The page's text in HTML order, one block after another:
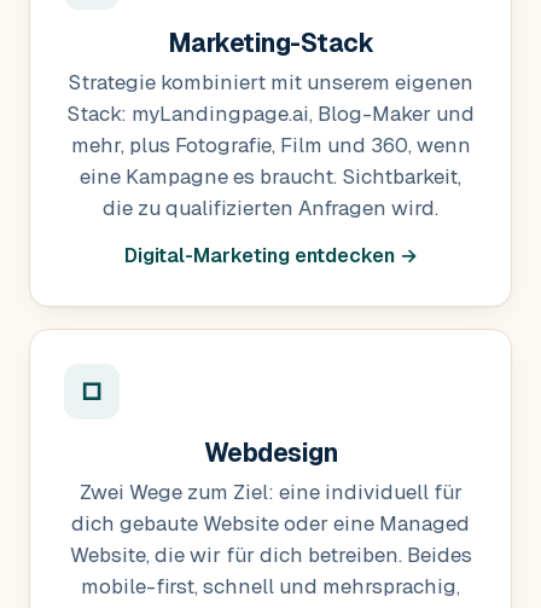
Marketing-Stack
Strategie kombiniert mit unserem eigenen
Stack: myLandingpage.ai, Blog-Maker und
mehr, plus Fotografie, Film und 360, wenn
eine Kampagne es braucht. Sichtbarkeit,
die zu qualifizierten Anfragen wird.
Digital-Marketing entdecken →
□
Webdesign
Zwei Wege zum Ziel: eine individuell für
dich gebaute Website oder eine Managed
Website, die wir für dich betreiben. Beides
mobile-first, schnell und mehrsprachig,